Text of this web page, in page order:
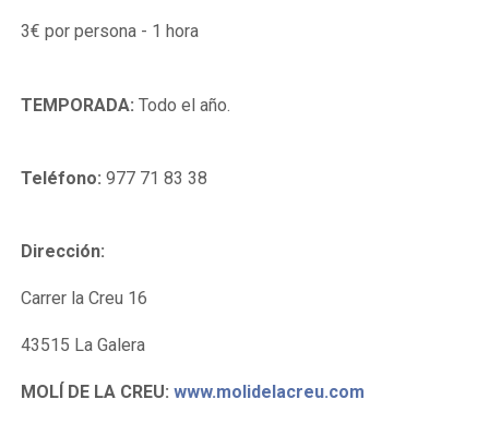
3€ por persona - 1 hora
TEMPORADA: Todo el año.
Teléfono:977 71 83 38
Dirección:
Carrer la Creu 16
43515 La Galera
MOLÍ DE LA CREU:www.molidelacreu.com